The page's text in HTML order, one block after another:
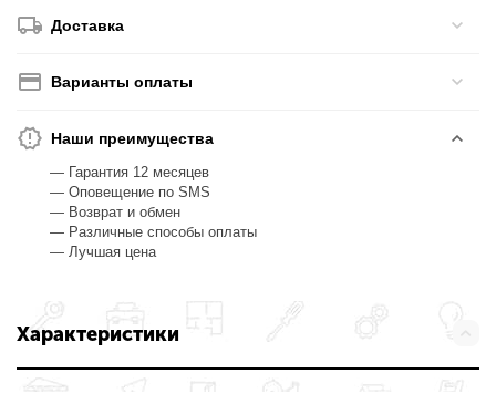
Доставка
Варианты оплаты
Наши преимущества
— Гарантия 12 месяцев
— Оповещение по SMS
— Возврат и обмен
— Различные способы оплаты
— Лучшая цена
Характеристики